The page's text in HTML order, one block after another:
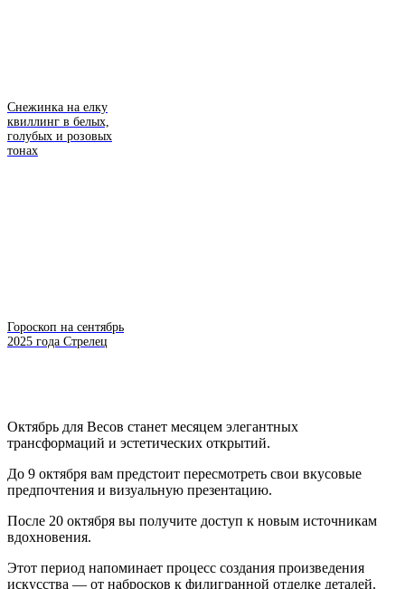
Снежинка на елку
квиллинг в белых,
голубых и розовых
тонах
Гороскоп на сентябрь
2025 года Стрелец
Октябрь для Весов станет месяцем элегантных
трансформаций и эстетических открытий.
До 9 октября вам предстоит пересмотреть свои вкусовые
предпочтения и визуальную презентацию.
После 20 октября вы получите доступ к новым источникам
вдохновения.
Этот период напоминает процесс создания произведения
искусства — от набросков к филигранной отделке деталей.